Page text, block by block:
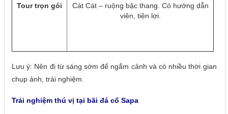
Tour trọn gói
Cát Cát – ruộng bậc thang. Có hướng dẫn
viên, tiện lợi.
Lưu ý: Nên đi từ sáng sớm để ngắm cảnh và có nhiều thời gian
chụp ảnh, trải nghiệm.
Trải nghiệm thú vị tại bãi đá cổ Sapa